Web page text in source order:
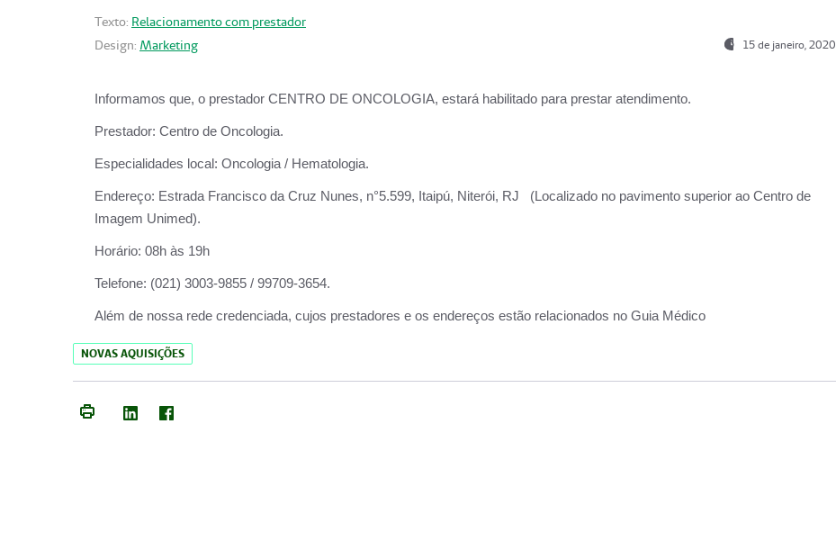
Texto: Relacionamento com prestador
Design: Marketing 15 de janeiro, 2020
Informamos que, o prestador CENTRO DE ONCOLOGIA, estará habilitado para prestar atendimento.
Prestador: Centro de Oncologia.
Especialidades local: Oncologia / Hematologia.
Endereço: Estrada Francisco da Cruz Nunes, n°5.599, Itaipú, Niterói, RJ (Localizado no pavimento superior ao Centro de
Imagem Unimed).
Horário: 08h às 19h
Telefone: (021) 3003-9855 / 99709-3654.
Além de nossa rede credenciada, cujos prestadores e os endereços estão relacionados no Guia Médico
NOVAS AQUISIÇÕES